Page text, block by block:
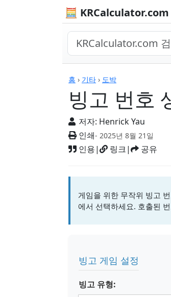
🧮 KRCalculator.com
홈 › 기타 › 도박
빙고 번호
저자: Henrick Yau
인쇄- 2025년 8월 21일
인용| 링크| 공유
계산기
게임을 위한 무작위 빙고
에서 선택하세요. 호출된
빙고 게임 설정
빙고 유형: